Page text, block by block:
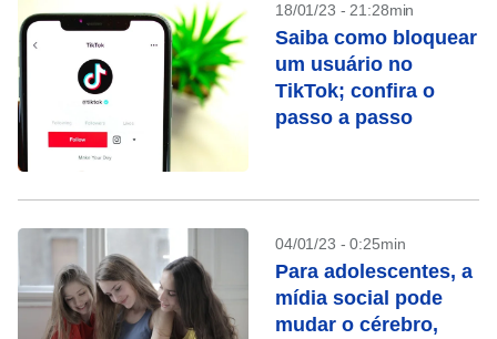
18/01/23 - 21:28min
Saiba como bloquear
um usuário no
TikTok; confira o
passo a passo
04/01/23 - 0:25min
Para adolescentes, a
mídia social pode
mudar o cérebro,